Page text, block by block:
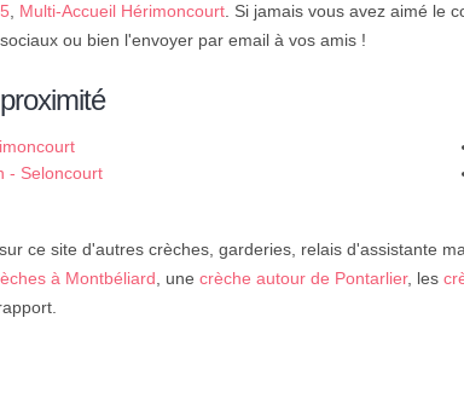
Multi-Accueil Hérimoncourt . Si jamais vous avez aimé le
ou bien l'envoyer par email à vos amis !
- Seloncourt
ce site d'autres crèches, garderies, relais d'assistante
à Montbéliard , une crèche autour de Pontarlier, les